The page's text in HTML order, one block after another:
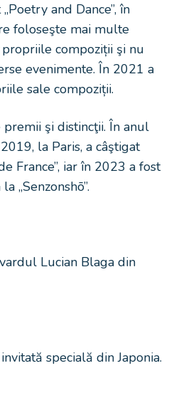
and Dance”, în
foloseşte mai multe
compoziții şi nu
evenimente. În 2021 a
sale compoziții.
şi distincţii. În anul
la Paris, a câştigat
France”, iar în 2023 a fost
„Senzonshō”.
Lucian Blaga din
specială din Japonia.